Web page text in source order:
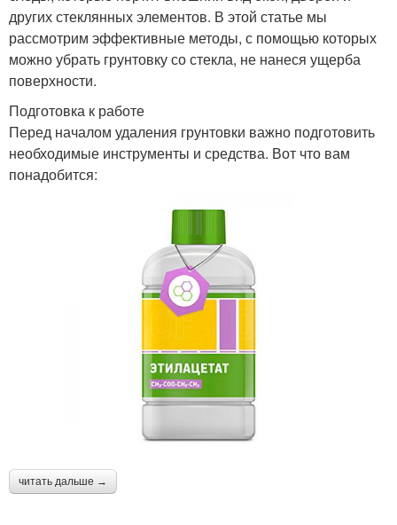
других стеклянных элементов. В этой статье мы
рассмотрим эффективные методы, с помощью которых
можно убрать грунтовку со стекла, не нанеся ущерба
поверхности.
Подготовка к работе
Перед началом удаления грунтовки важно подготовить
необходимые инструменты и средства. Вот что вам
понадобится:
читать дальше →